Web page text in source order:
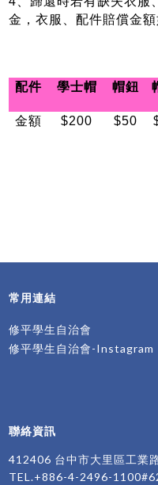
金，衣服、配件賠償金額
配件 學士帽 帽鈕
金額 $200 $50
常用連結
修平學生自治會
修平學生自治會-Instagram
聯絡資訊
412406 台中市大里區工業
TEL.+886-4-2496-